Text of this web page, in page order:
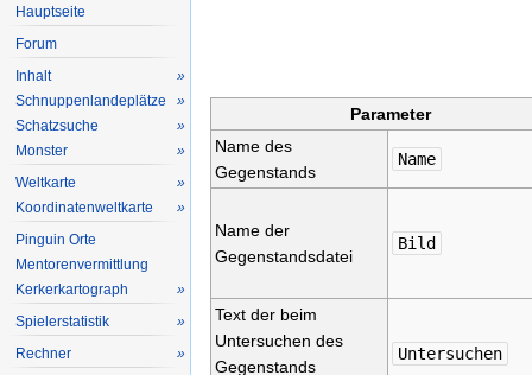
Parameter
Name des
Gegenstands
Name
Name der
Gegenstandsdatei
Bild
Text der beim
Untersuchen des
Gegenstands
Untersuchen
Hauptseite
Forum
Inhalt
»
Schnuppenlandeplätze
»
Schatzsuche
»
Monster
»
Weltkarte
»
Koordinatenweltkarte
»
Pinguin Orte
Mentorenvermittlung
Kerkerkartograph
»
Spielerstatistik
»
Rechner
»